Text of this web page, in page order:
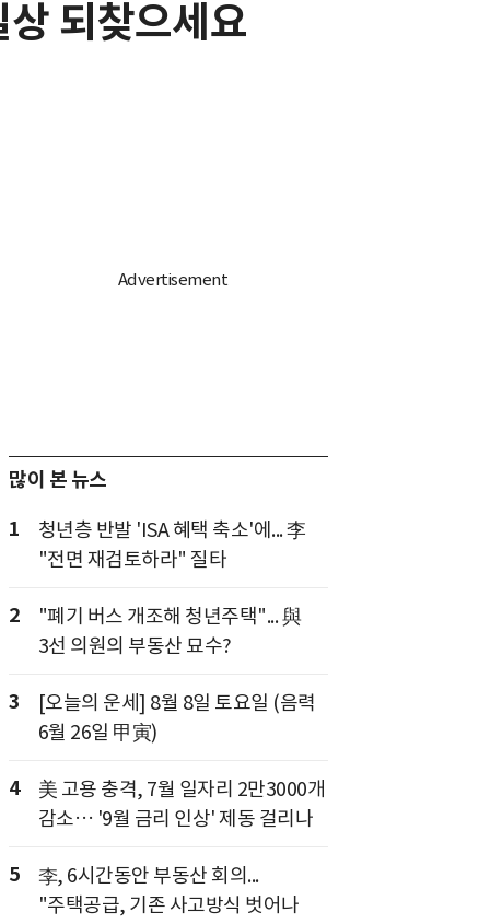
되찾으세요
많이 본 뉴스
1
청년층 반발 'ISA 혜택 축소'에... 李
"전면 재검토하라" 질타
2
"폐기 버스 개조해 청년주택"... 與
3선 의원의 부동산 묘수?
3
[오늘의 운세] 8월 8일 토요일 (음력
6월 26일 甲寅)
4
美 고용 충격, 7월 일자리 2만3000개
감소… '9월 금리 인상' 제동 걸리나
5
李, 6시간동안 부동산 회의...
"주택공급, 기존 사고방식 벗어나